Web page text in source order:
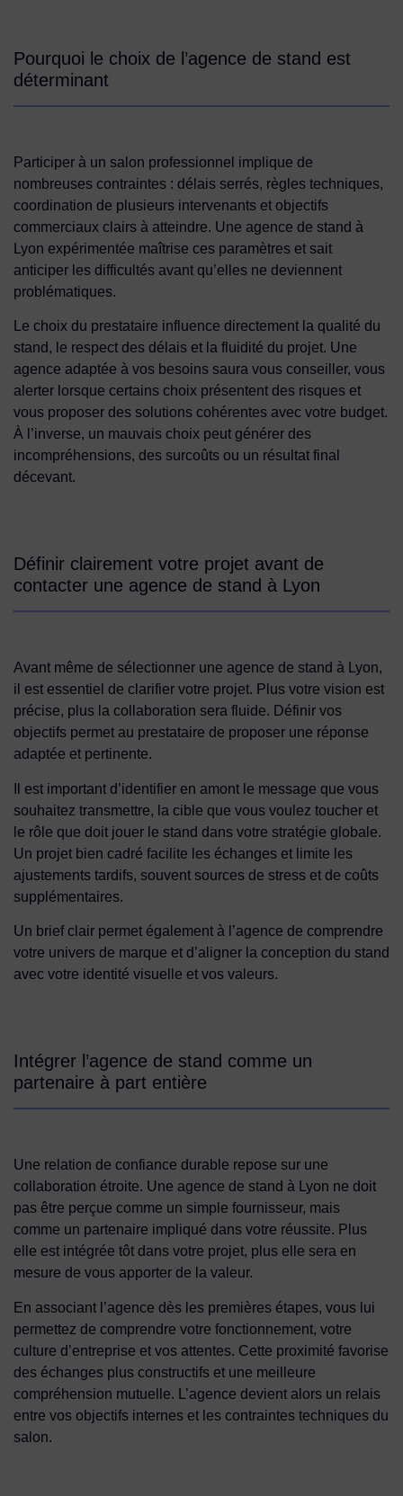
Pourquoi le choix de l’agence de stand est
déterminant
Participer à un salon professionnel implique de
nombreuses contraintes : délais serrés, règles techniques,
coordination de plusieurs intervenants et objectifs
commerciaux clairs à atteindre. Une agence de stand à
Lyon expérimentée maîtrise ces paramètres et sait
anticiper les difficultés avant qu’elles ne deviennent
problématiques.
Le choix du prestataire influence directement la qualité du
stand, le respect des délais et la fluidité du projet. Une
agence adaptée à vos besoins saura vous conseiller, vous
alerter lorsque certains choix présentent des risques et
vous proposer des solutions cohérentes avec votre budget.
À l’inverse, un mauvais choix peut générer des
incompréhensions, des surcoûts ou un résultat final
décevant.
Définir clairement votre projet avant de
contacter une agence de stand à Lyon
Avant même de sélectionner une agence de stand à Lyon,
il est essentiel de clarifier votre projet. Plus votre vision est
précise, plus la collaboration sera fluide. Définir vos
objectifs permet au prestataire de proposer une réponse
adaptée et pertinente.
Il est important d’identifier en amont le message que vous
souhaitez transmettre, la cible que vous voulez toucher et
le rôle que doit jouer le stand dans votre stratégie globale.
Un projet bien cadré facilite les échanges et limite les
ajustements tardifs, souvent sources de stress et de coûts
supplémentaires.
Un brief clair permet également à l’agence de comprendre
votre univers de marque et d’aligner la conception du stand
avec votre identité visuelle et vos valeurs.
Intégrer l’agence de stand comme un
partenaire à part entière
Une relation de confiance durable repose sur une
collaboration étroite. Une agence de stand à Lyon ne doit
pas être perçue comme un simple fournisseur, mais
comme un partenaire impliqué dans votre réussite. Plus
elle est intégrée tôt dans votre projet, plus elle sera en
mesure de vous apporter de la valeur.
En associant l’agence dès les premières étapes, vous lui
permettez de comprendre votre fonctionnement, votre
culture d’entreprise et vos attentes. Cette proximité favorise
des échanges plus constructifs et une meilleure
compréhension mutuelle. L’agence devient alors un relais
entre vos objectifs internes et les contraintes techniques du
salon.